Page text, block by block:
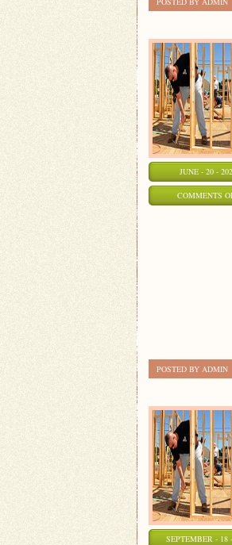
JUNE - 20 -
COMMENTS
POSTED BY ADMIN
SEPTEMBER - 18